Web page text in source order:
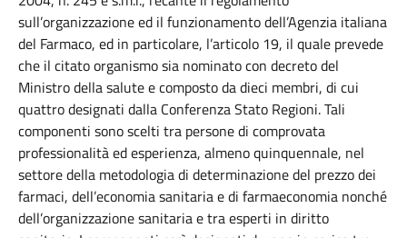
sull’organizzazione ed il funzionamento dell’Agenzia italiana
del Farmaco, ed in particolare, l’articolo 19, il quale prevede
che il citato organismo sia nominato con decreto del
Ministro della salute e composto da dieci membri, di cui
quattro designati dalla Conferenza Stato Regioni. Tali
componenti sono scelti tra persone di comprovata
professionalità ed esperienza, almeno quinquennale, nel
settore della metodologia di determinazione del prezzo dei
farmaci, dell’economia sanitaria e di farmaeconomia nonché
dell’organizzazione sanitaria e tra esperti in diritto